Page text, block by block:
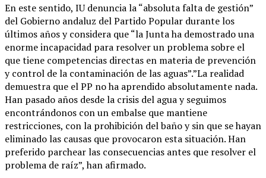
En este sentido, IU denuncia la “absoluta falta de gestión”
del Gobierno andaluz del Partido Popular durante los
últimos años y considera que “la Junta ha demostrado una
enorme incapacidad para resolver un problema sobre el
que tiene competencias directas en materia de prevención
y control de la contaminación de las aguas”.”La realidad
demuestra que el PP no ha aprendido absolutamente nada.
Han pasado años desde la crisis del agua y seguimos
encontrándonos con un embalse que mantiene
restricciones, con la prohibición del baño y sin que se hayan
eliminado las causas que provocaron esta situación. Han
preferido parchear las consecuencias antes que resolver el
problema de raíz”, han afirmado.